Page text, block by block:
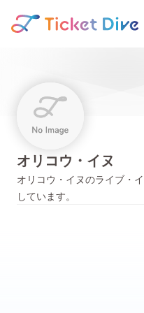
オリコウ・イヌ
オリコウ・イヌのライブ・
しています。